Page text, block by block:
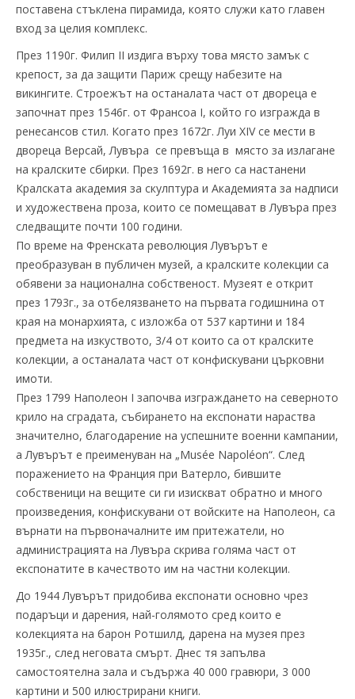
поставена стъклена пирамида, която служи като главен
вход за целия комплекс.
През 1190г. Филип II издига върху това място замък с
крепост, за да защити Париж срещу набезите на
викингите. Строежът на останалата част от двореца е
започнат през 1546г. от Франсоа I, който го изгражда в
ренесансов стил. Когато през 1672г. Луи XIV се мести в
двореца Версай, Лувъра се превъща в място за излагане
на кралските сбирки. През 1692г. в него са настанени
Кралската академия за скулптура и Академията за надписи
и художествена проза, които се помещават в Лувъра през
следващите почти 100 години.
По време на Френската революция Лувърът е
преобразуван в публичен музей, а кралските колекции са
обявени за национална собственост. Музеят е открит
през 1793г., за отбелязването на първата годишнина от
края на монархията, с изложба от 537 картини и 184
предмета на изкуството, 3/4 от които са от кралските
колекции, а останалата част от конфискувани църковни
имоти.
През 1799 Наполеон І започва изграждането на северното
крило на сградата, събирането на експонати нараства
значително, благодарение на успешните военни кампании,
а Лувърът е преименуван на „Musée Napoléon“. След
поражението на Франция при Ватерло, бившите
собственици на вещите си ги изискват обратно и много
произведения, конфискувани от войските на Наполеон, са
върнати на първоначалните им притежатели, но
администрацията на Лувъра скрива голяма част от
експонатите в качеството им на частни колекции.
До 1944 Лувърът придобива експонати основно чрез
подаръци и дарения, най-голямото сред които е
колекцията на барон Ротшилд, дарена на музея през
1935г., след неговата смърт. Днес тя запълва
самостоятелна зала и съдържа 40 000 гравюри, 3 000
картини и 500 илюстрирани книги.